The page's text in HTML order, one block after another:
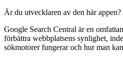
Är du utvecklaren av den här appen?
Google Search Central är en
förbättra webbplatsens synlighet,
sökmotorer fungerar och hur man